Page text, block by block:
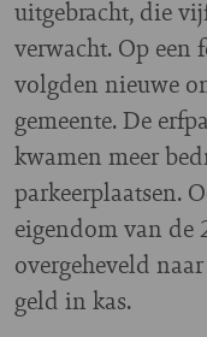
uitgebracht, die
verwacht. Op een
volgden nieuwe
gemeente. De
kwamen meer
parkeerplaatsen.
eigendom van de
overgeheveld
geld in kas.